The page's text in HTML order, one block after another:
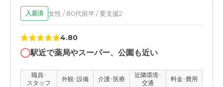
入居済 女性 / 80代前半 / 要支援2
4.80
駅近で薬局やスーパー、公園も近い
職員･
スタッフ
外観･設備 介護･医療
近隣環境･
交通
料金･費用